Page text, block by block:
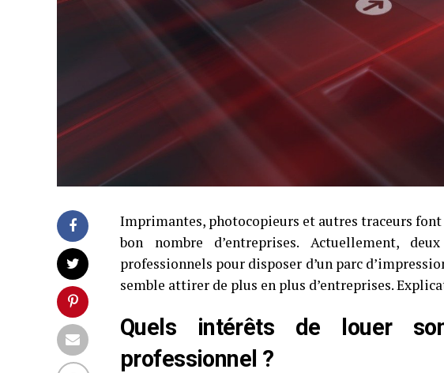
Imprimantes, photocopieurs et autres traceurs
bon nombre d’entreprises. Actuellement,
professionnels pour disposer d’un parc
semble attirer de plus en plus d’entreprises.
Quels intérêts de louer
professionnel ?